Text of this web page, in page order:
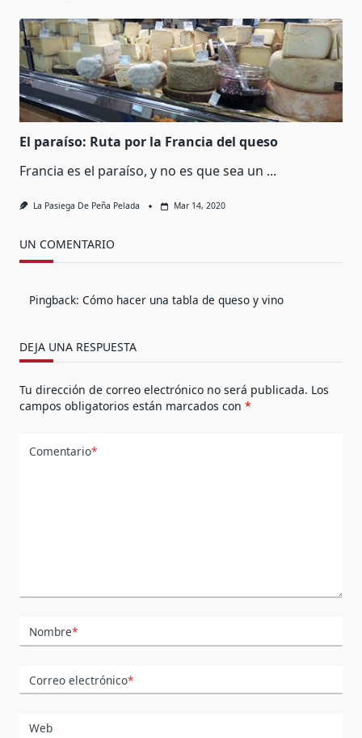
Mejor
Feria
De
Queso
Artesano
El paraíso: Ruta por la Francia del queso
Francia es el paraíso, y no es que sea un ...
La Pasiega De Peña Pelada Mar 14, 2020
UN COMENTARIO
Pingback: Cómo hacer una tabla de queso y vino
DEJA UNA RESPUESTA
Tu dirección de correo electrónico no será publicada. Los
campos obligatorios están marcados con *
Comentario*
Nombre*
Correo electrónico*
Web